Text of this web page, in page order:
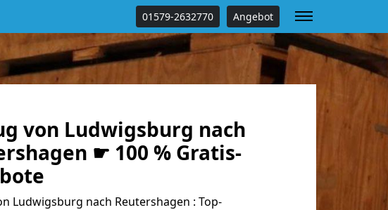
01579-2632770 Angebot
von Ludwigsburg nach
☛ 100 % Gratis-
Ludwigsburg nach Reutershagen : Top-